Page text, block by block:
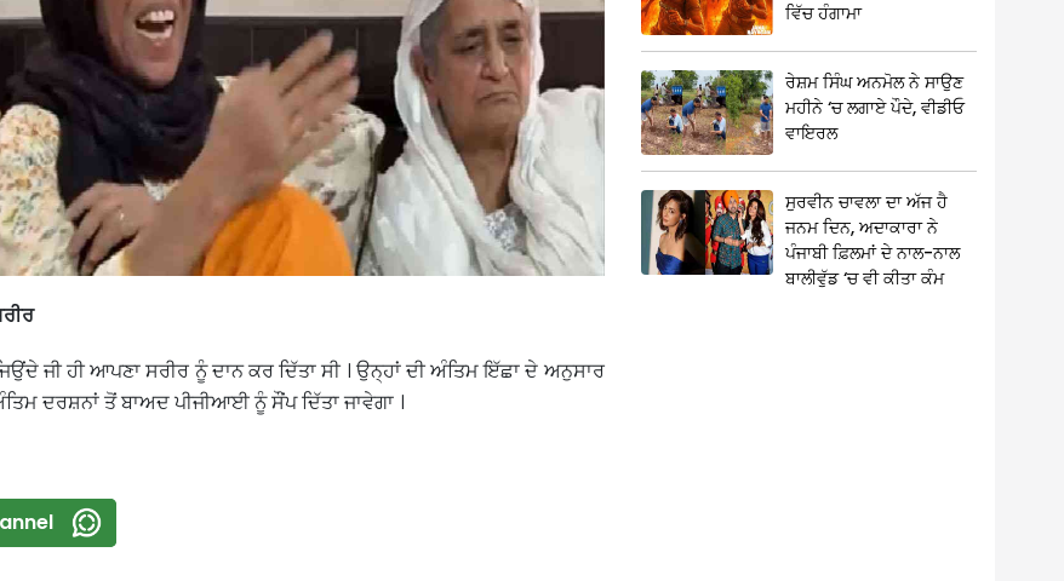
ਜੀ ਹੀ ਆਪਣਾ ਸਰੀਰ ਨੂੰ ਦਾਨ ਕਰ ਦਿੱਤਾ ਸੀ । ਉਨ੍ਹਾਂ ਦੀ ਅੰਤਿਮ ਇੱਛਾ ਦੇ ਅਨੁਸਾਰ
ਦਰਸ਼ਨਾਂ ਤੋਂ ਬਾਅਦ ਪੀਜੀਆਈ ਨੂੰ ਸੌਂਪ ਦਿੱਤਾ ਜਾਵੇਗਾ ।
ਵਿੱਚ ਹੰਗਾਮਾ
ਰੇਸ਼ਮ ਸਿੰਘ ਅਨਮੋਲ ਨੇ ਸਾਉਣ
ਮਹੀਨੇ ‘ਚ ਲਗਾਏ ਪੌਦੇ, ਵੀਡੀਓ
ਵਾਇਰਲ
ਸੁਰਵੀਨ ਚਾਵਲਾ ਦਾ ਅੱਜ ਹੈ
ਜਨਮ ਦਿਨ, ਅਦਾਕਾਰਾ ਨੇ
ਪੰਜਾਬੀ ਫ਼ਿਲਮਾਂ ਦੇ ਨਾਲ-ਨਾਲ
ਬਾਲੀਵੁੱਡ ‘ਚ ਵੀ ਕੀਤਾ ਕੰਮ